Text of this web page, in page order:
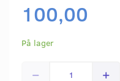
100,00
På lager